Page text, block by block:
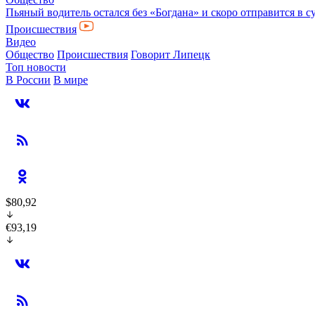
Пьяный водитель остался без «Богдана» и скоро отправится в
Происшествия
Видео
Общество Происшествия Говорит Липецк
Топ новости
В России В мире
$80,92
€93,19